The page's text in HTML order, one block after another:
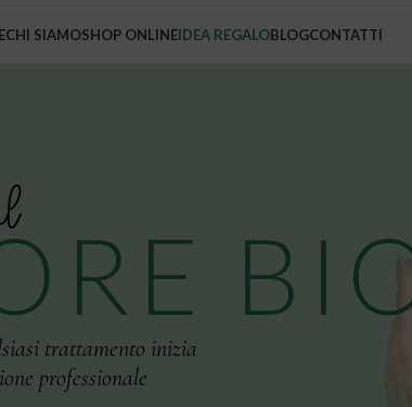
CHI SIAMOSHOP ONLINEIDEA REGALOBLOGCONTATTI
siasi trattamento inizia
ione professionale